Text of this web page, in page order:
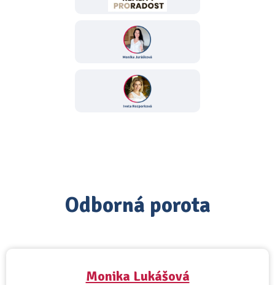
Odborná porota
Monika Lukášová